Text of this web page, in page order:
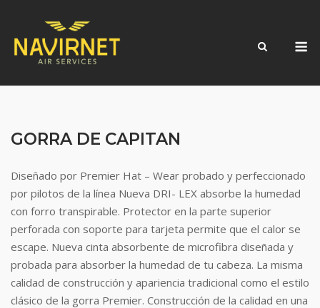
content
GORRA DE CAPITAN
Diseñado por Premier Hat – Wear probado y perfeccionado
por pilotos de la línea Nueva DRI- LEX absorbe la humedad
con forro transpirable. Protector en la parte superior
perforada con soporte para tarjeta permite que el calor se
escape. Nueva cinta absorbente de microfibra diseñada y
probada para absorber la humedad de tu cabeza. La misma
calidad de construcción y apariencia tradicional como el estilo
clásico de la gorra Premier. Construcción de la calidad en una